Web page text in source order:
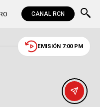
CANAL RCN
EMISIÓN 7:00 PM